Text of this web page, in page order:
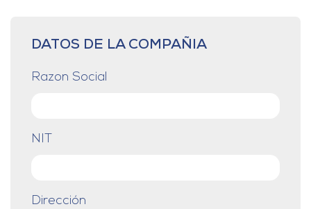
DATOS DE LA COMPAÑIA
Razon Social
NIT
Dirección